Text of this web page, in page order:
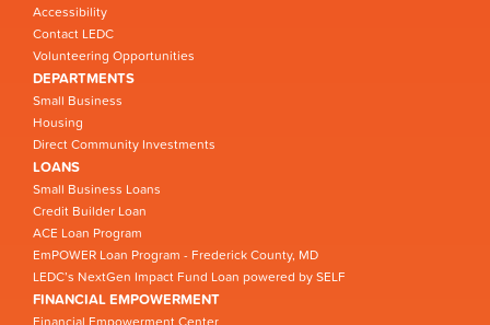
Accessibility
Contact LEDC
Volunteering Opportunities
DEPARTMENTS
Small Business
Housing
Direct Community Investments
LOANS
Small Business Loans
Credit Builder Loan
ACE Loan Program
EmPOWER Loan Program - Frederick County, MD
LEDC’s NextGen Impact Fund Loan powered by SELF
FINANCIAL EMPOWERMENT